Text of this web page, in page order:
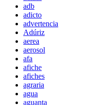
adb
adicto
advertencia
Adúriz
aerea
aerosol
afa
afiche
afiches
agraria
agua
aguanta